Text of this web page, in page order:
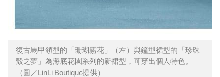
復古馬甲領型的「珊瑚霧花」（左）與鐘型裙型的「珍珠
殼之夢」為海底花園系列的新裙型，可穿出個人特色。
（圖／LinLi Boutique提供）